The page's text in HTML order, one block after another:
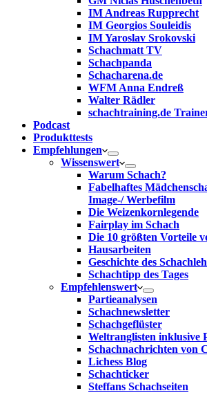
IM Andreas Rupprecht
IM Georgios Souleidis
IM Yaroslav Srokovski
Schachmatt TV
Schachpanda
Schacharena.de
WFM Anna Endreß
Walter Rädler
schachtraining.de
Podcast
Produkttests
Empfehlungen
Wissenswert
Warum Schach?
Fabelhaftes
Image-/ Werbefilm
Die Weizenkornlegende
Fairplay im Schach
Die 10 größten Vorteile
Hausarbeiten
Geschichte des
Schachtipp des Tages
Empfehlenswert
Partieanalysen
Schachnewsletter
Schachgeflüster
Weltranglisten inklusive
Schachnachrichten von
Lichess Blog
Schachticker
Steffans Schachseiten